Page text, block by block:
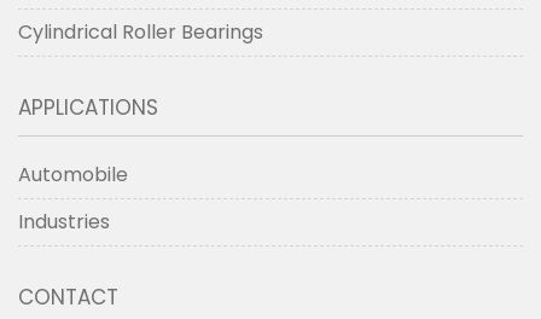
Cylindrical Roller Bearings
APPLICATIONS
Automobile
Industries
CONTACT